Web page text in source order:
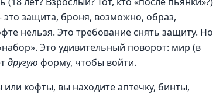
защита, броня, возможно, образ,
нельзя. Это требование снять защиту. Но
Это удивительный поворот: мир (в
другую форму, чтобы войти.
кофты, вы находите аптечку, бинты,